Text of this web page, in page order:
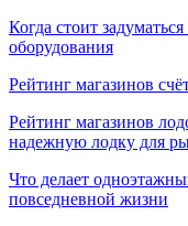
Когда стоит
оборудования
Рейтинг магазинов
Рейтинг магазинов
надежную лодку для
Что делает
повседневной жизни